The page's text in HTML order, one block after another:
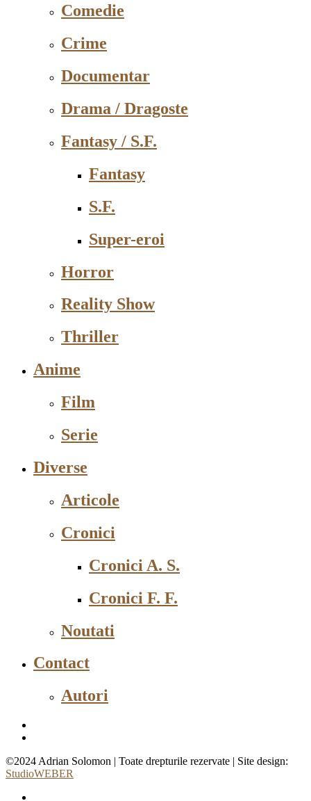
Comedie
Crime
Documentar
Drama / Dragoste
Fantasy / S.F.
Fantasy
S.F.
Super-eroi
Horror
Reality Show
Thriller
Anime
Film
Serie
Diverse
Articole
Cronici
Cronici A. S.
Cronici F. F.
Noutati
Contact
Autori
©2024 Adrian Solomon | Toate drepturile rezervate | Site design:
StudioWEBER